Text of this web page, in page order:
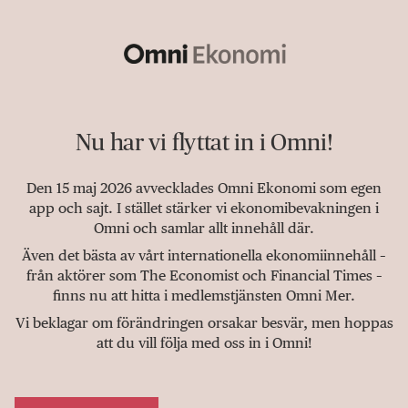
Nu har vi flyttat in i Omni!
Den 15 maj 2026 avvecklades Omni Ekonomi som egen
app och sajt. I stället stärker vi ekonomibevakningen i
Omni och samlar allt innehåll där.
Även det bästa av vårt internationella ekonomiinnehåll –
från aktörer som The Economist och Financial Times –
finns nu att hitta i medlemstjänsten Omni Mer.
Vi beklagar om förändringen orsakar besvär, men hoppas
att du vill följa med oss in i Omni!